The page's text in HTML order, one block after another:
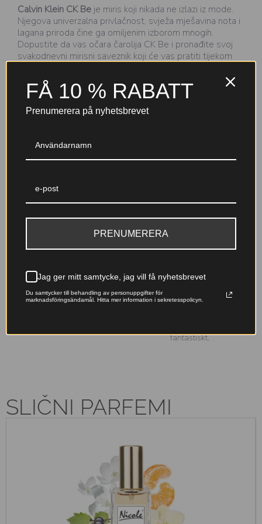
Calvin Klein CK Be je miris koji nikada ne izlazi iz mode.
Njegova univerzalna privlačnost, svježa mješavina nota i
lagana priroda čine ga omiljenim izborom mnogih.
Dopustite da vas očara čarolija CK Be i pronađite svoj
svakodnevni mirisni saveznik koji će vas pratiti tijekom
med lång hållbarhet – skapad
för att stanna kvar hela dagen.
tillverkning inom EU för din
trygghet.
Franska essenser
Originalfranska doftoljor –
Miljövänligt val
Våra påfyllningsbara flaskor
fantastiskt.
SLIČNI PARFEMI
FÅ 10 % RABATT
Prenumerera på nyhetsbrevet
PRENUMERERA
Jag ger mitt samtycke, jag vill få nyhetsbrevet
Du samtycker till behandling av personuppgifter för
marknadsföringsändamål. Hitta mer information i sekretesspolicyn.